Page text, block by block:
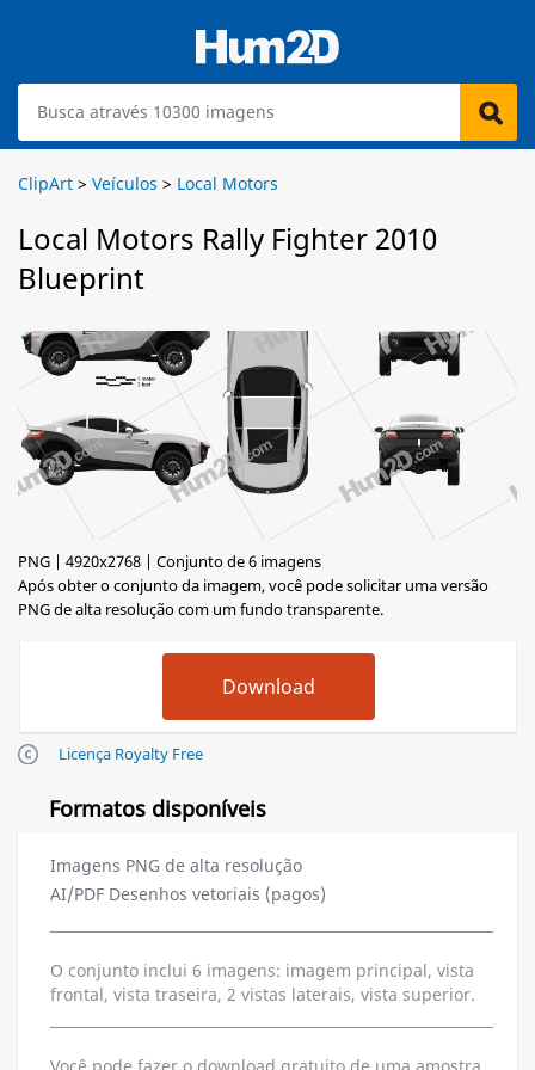
ClipArt > Veículos > Local Motors
Local Motors Rally Fighter 2010
Blueprint
PNG | 4920x2768 | Conjunto de 6 imagens
Após obter o conjunto da imagem, você pode solicitar uma versão
PNG de alta resolução com um fundo transparente.
Licença Royalty Free
Formatos disponíveis
Imagens PNG de alta resolução
AI/PDF Desenhos vetoriais (pagos)
O conjunto inclui 6 imagens: imagem principal, vista
frontal, vista traseira, 2 vistas laterais, vista superior.